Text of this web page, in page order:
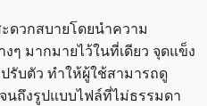
ดวกสบายโดยนำความ
ๆ มากมายไว้ในที่เดียว จุดแข็ง
รับตัว ทำให้ผู้ใช้สามารถดู
นถึงรูปแบบไฟล์ที่ไม่ธรรมดา